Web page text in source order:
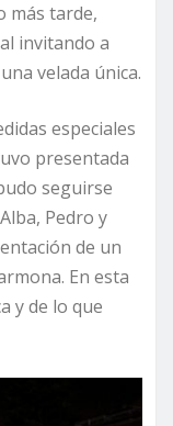
más tarde,
invitando a
velada única.
especiales
presentada
seguirse
Pedro y
de un
En esta
y de lo que